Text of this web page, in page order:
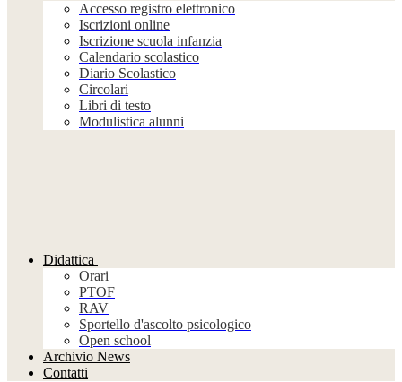
Accesso registro elettronico
Iscrizioni online
Iscrizione scuola infanzia
Calendario scolastico
Diario Scolastico
Circolari
Libri di testo
Modulistica alunni
Didattica
Orari
PTOF
RAV
Sportello d'ascolto psicologico
Open school
Archivio News
Contatti